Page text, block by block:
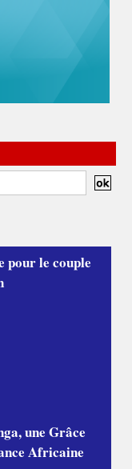
pour le couple
une Grâce
Africaine